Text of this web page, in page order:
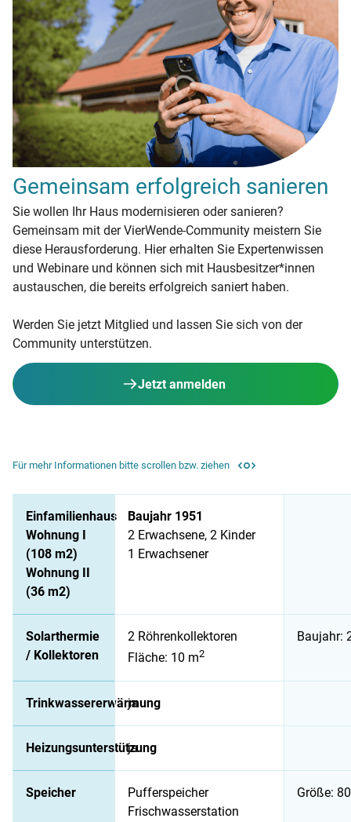
Gemeinsam erfolgreich sanieren
Sie wollen Ihr Haus modernisieren oder sanieren?
Gemeinsam mit der VierWende-Community meistern Sie
diese Herausforderung. Hier erhalten Sie Expertenwissen
und Webinare und können sich mit Hausbesitzer*innen
austauschen, die bereits erfolgreich saniert haben.
Werden Sie jetzt Mitglied und lassen Sie sich von der
Community unterstützen.
Jetzt anmelden
Für mehr Informationen bitte scrollen bzw. ziehen
Einfamilienhaus
Wohnung I
(108 m2)
Wohnung II
(36 m2)
Baujahr 1951
2 Erwachsene, 2 Kinder
1 Erwachsener
Solarthermie
/ Kollektoren
2 Röhrenkollektoren
Fläche: 10 m2
Baujahr:
Trinkwassererwärmung
ja
Heizungsunterstützung
ja
Speicher
Pufferspeicher
Frischwasserstation
Größe: